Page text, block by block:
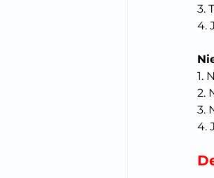
3.
4.
1.
2.
3.
4.